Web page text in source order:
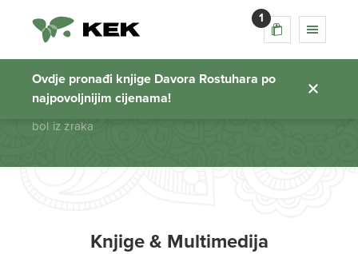
1
Ovdje pronađi knjige Davora Rostuhara po
najpovoljnijim cijenama!
bol iz zraka
Početna stranica
bol iz zraka
Knjige & Multimedija